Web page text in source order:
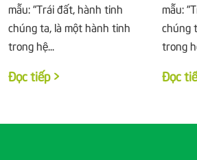
mẫu: “Trái đất, hành tinh
chúng ta, là một hành tinh
trong hệ...
Đọc tiếp >
mẫu:
chúng
trong
Đọc